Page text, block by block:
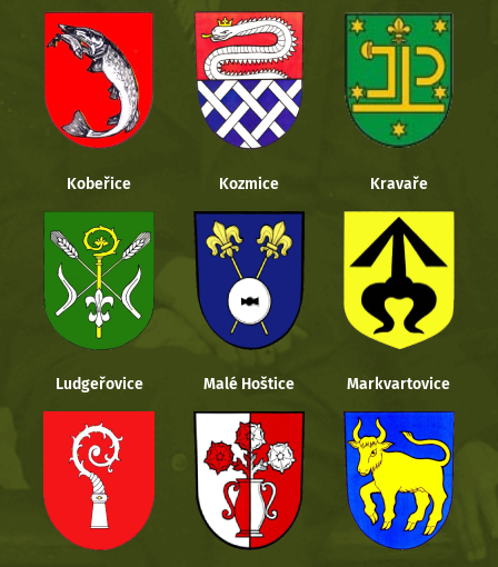
Kobeřice Kozmice Kravaře
Ludgeřovice Malé Hoštice Markvartovice